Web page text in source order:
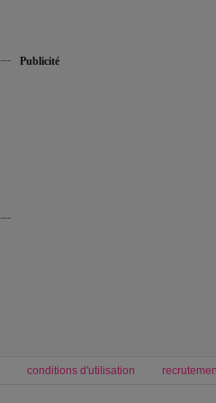
Publicité
conditions d'utilisation